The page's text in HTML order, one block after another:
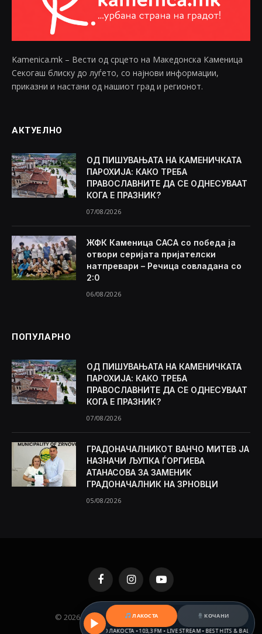
Kamenica.mk – Вести од срцето на Македонска Каменица
Секогаш блиску до луѓето, со најнови информации,
приказни и настани од нашиот град и регионот.
АКТУЕЛНО
ОД ПИШУВАЊАТА НА КАМЕНИЧКАТА
ПАРОХИЈА: КАКО ТРЕБА
ПРАВОСЛАВНИТЕ ДА СЕ ОДНЕСУВААТ
КОГА Е ПРАЗНИК?
07/08/2026
ЖФК Каменица САСА со победа ја
отвори серијата пријателски
натпревари – Речица совладана со
2:0
06/08/2026
ПОПУЛАРНО
ОД ПИШУВАЊАТА НА КАМЕНИЧКАТА
ПАРОХИЈА: КАКО ТРЕБА
ПРАВОСЛАВНИТЕ ДА СЕ ОДНЕСУВААТ
КОГА Е ПРАЗНИК?
07/08/2026
ГРАДОНАЧАЛНИКОТ ВАНЧО МИТЕВ ЈА
НАЗНАЧИ ЉУПКА ЃОРГИЕВА
АТАНАСОВА ЗА ЗАМЕНИК
ГРАДОНАЧАЛНИК НА ЗРНОВЦИ
05/08/2026
FacebookInstagramYouTube
© 2026 KAMENICA.MK. Designed by MKNET.
ЛАКОСТА
КОЧАНИ
РАДИО ЛАКОСТА • 103,3 FM • LIVE STREAM • BEST HITS & BALKAN BEATS